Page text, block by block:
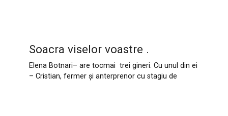
Soacra viselor voastre .
Elena Botnari– are tocmai trei gineri. Cu unul din ei
– Cristian, fermer și anterprenor cu stagiu de